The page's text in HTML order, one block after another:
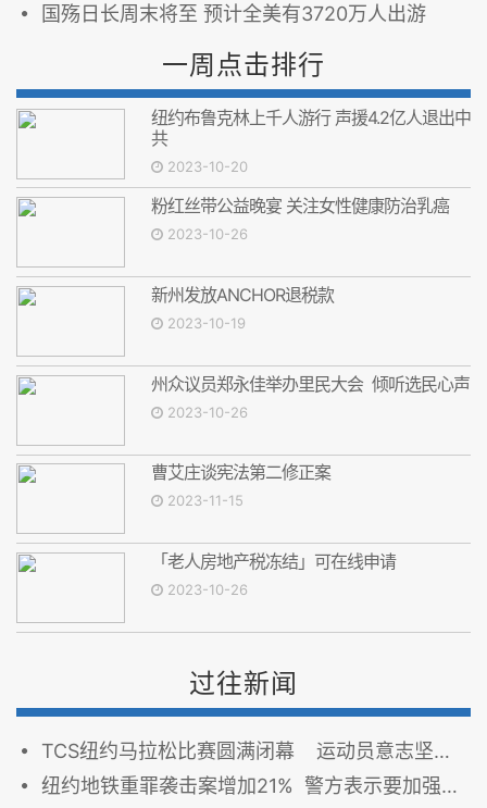
国殇日长周末将至 预计全美有3720万人出游
一周点击排行
纽约布鲁克林上千人游行 声援4.2亿人退出中
共
2023-10-20
粉红丝带公益晚宴 关注女性健康防治乳癌
2023-10-26
新州发放ANCHOR退税款
2023-10-19
州众议员郑永佳举办里民大会 倾听选民心声
2023-10-26
曹艾庄谈宪法第二修正案
2023-11-15
「老人房地产税冻结」可在线申请
2023-10-26
过往新闻
TCS纽约马拉松比赛圆满闭幕 运动员意志坚强挑战极限
纽约地铁重罪袭击案增加21% 警方表示要加强警力部署